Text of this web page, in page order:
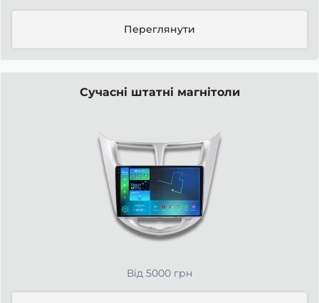
Переглянути
Сучасні штатні магнітоли
Від 5000 грн